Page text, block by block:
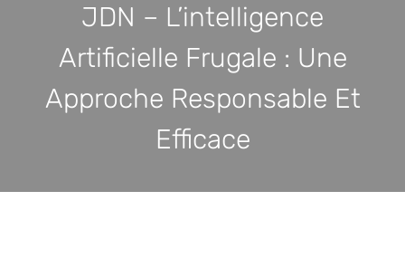
JDN – L’intelligence
Artificielle Frugale : Une
Approche Responsable Et
Efficace